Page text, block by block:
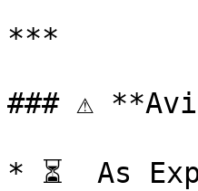
***
### ⚠️
* ⏳  As